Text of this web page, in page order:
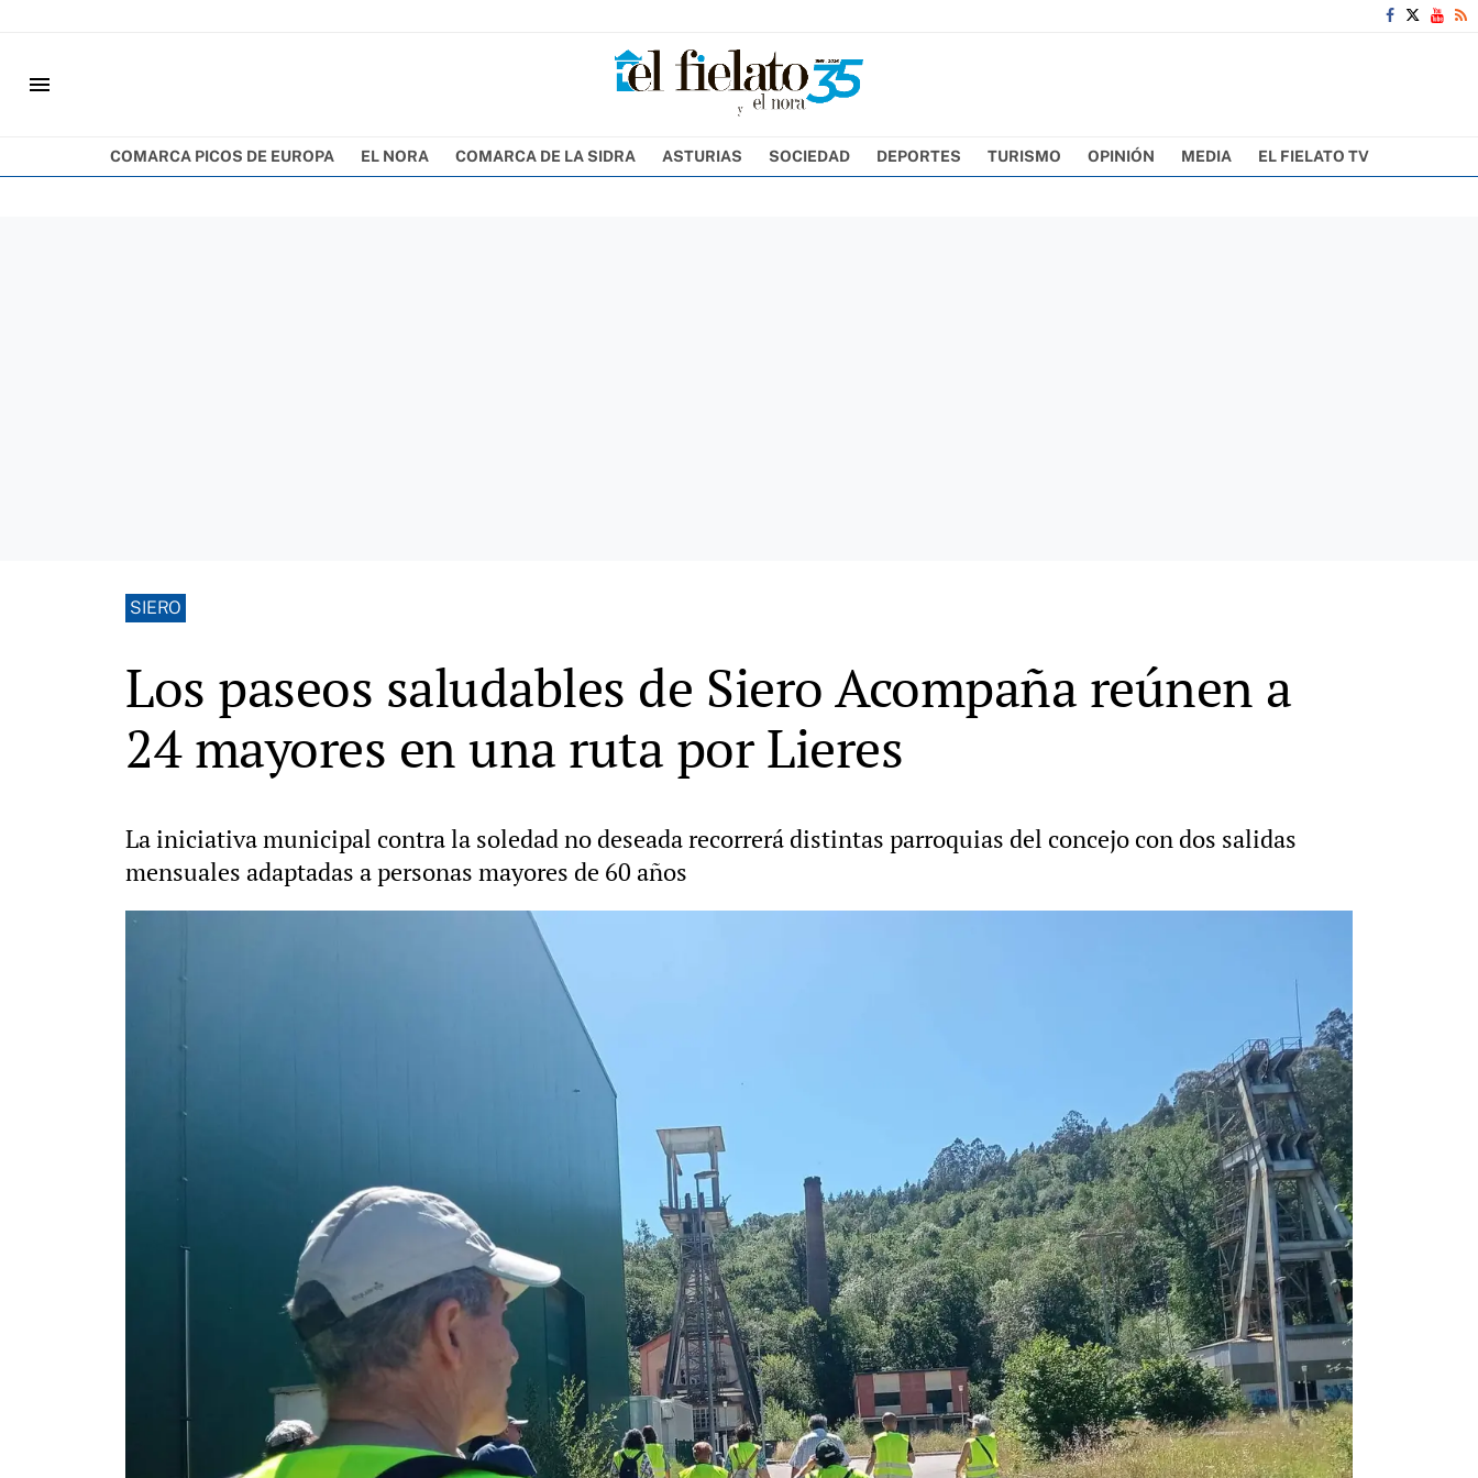
menu
COMARCA PICOS DE EUROPA EL NORA COMARCA DE LA SIDRA ASTURIAS SOCIEDAD DEPORTES TURISMO OPINIÓN MEDIA EL FIELATO TV
SIERO
Los paseos saludables de Siero Acompaña reúnen a
24 mayores en una ruta por Lieres
La iniciativa municipal contra la soledad no deseada recorrerá distintas parroquias del concejo con dos salidas
mensuales adaptadas a personas mayores de 60 años